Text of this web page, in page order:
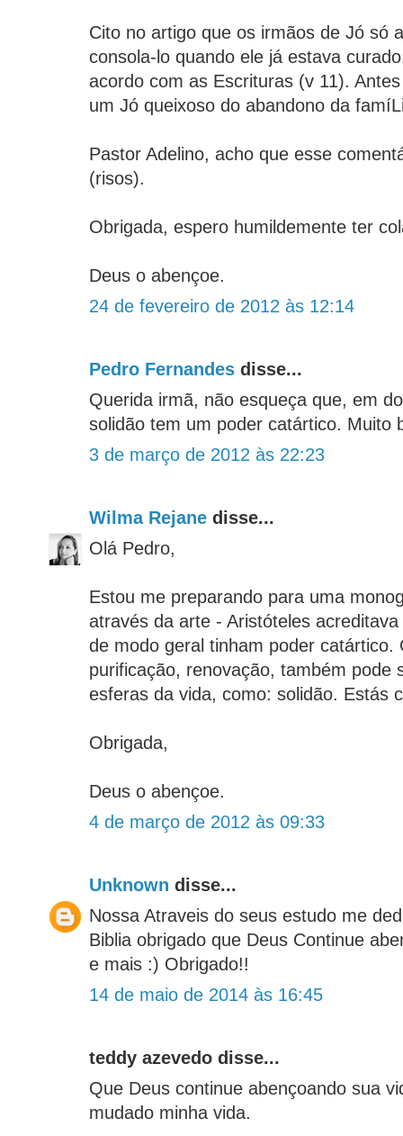
Cito no artigo que os irmãos de Jó só
consola-lo quando ele já estava
acordo com as Escrituras (v 11).
um Jó queixoso do abandono da
Pastor Adelino, acho que esse
(risos).
Obrigada, espero humildemente ter
Deus o abençoe.
24 de fevereiro de 2012 às 12:14
Pedro Fernandes disse...
Querida irmã, não esqueça que, em
solidão tem um poder catártico. Muito
3 de março de 2012 às 22:23
Wilma Rejane disse...
Olá Pedro,
Estou me preparando para uma
através da arte - Aristóteles
de modo geral tinham poder catártico.
purificação, renovação, também pode
esferas da vida, como: solidão. Estás
Obrigada,
Deus o abençoe.
4 de março de 2012 às 09:33
Unknown disse...
Nossa Atraveis do seus estudo me
Biblia obrigado que Deus Continue
e mais :) Obrigado!!
14 de maio de 2014 às 16:45
teddy azevedo disse...
Que Deus continue abençoando sua
mudado minha vida.